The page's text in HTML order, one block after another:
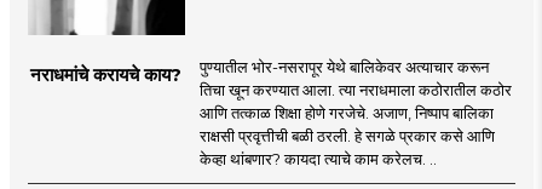
नराधमांचे करायचे काय?
पुण्यातील भोर-नसरापूर येथे बालिकेवर अत्याचार करून
तिचा खून करण्यात आला. त्या नराधमाला कठोरातील कठोर
आणि तत्काळ शिक्षा होणे गरजेचे. अजाण, निष्पाप बालिका
राक्षसी प्रवृत्तीची बळी ठरली. हे सगळे प्रकार कसे आणि
केव्हा थांबणार? कायदा त्याचे काम करेलच. ..